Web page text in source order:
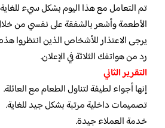
تم التعامل مع هذا اليوم بشكل سيء
الأطعمة وأشعر بالشفقة على نفسي من
يرجى الاعتذار للأشخاص الذين انتظروا
رد من هواتفك الثلاثة في الإعلان.
التقرير الثاني
إنها أجواء لطيفة لتناول الطعام مع العائلة.
تصميمات داخلية مرتبة بشكل جيد للغاية.
خدمة العملاء جيدة.